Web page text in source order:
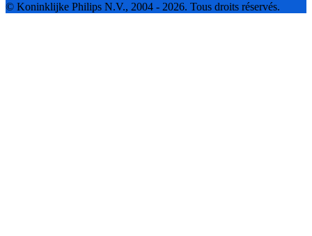
© Koninklijke Philips N.V., 2004 - 2026. Tous droits réservés.